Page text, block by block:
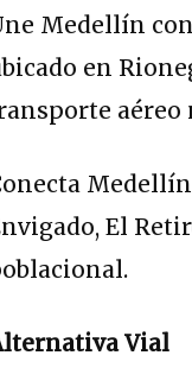
Medellín
en
El
Vial